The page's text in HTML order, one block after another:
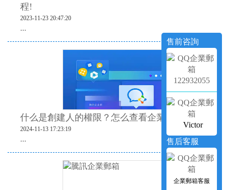
程!
2023-11-23 20:47:20
...
什么是創建人的權限？怎么查看企業創建人？
2024-11-13 17:23:19
...
售前咨詢
122932055
Victor
售后客服
企業郵箱客服